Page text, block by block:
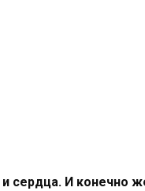
сердца. И конечно